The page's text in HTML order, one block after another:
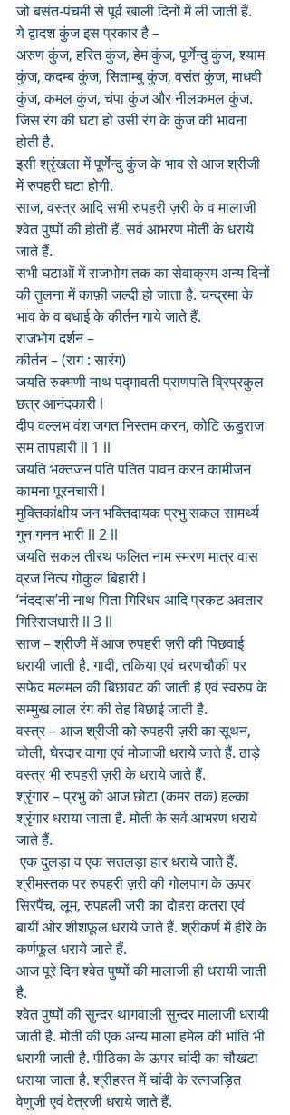
जो बसंत-पंचमी से पूर्व खाली दिनों में ली जाती हैं.
ये द्वादश कुंज इस प्रकार है –
अरुण कुंज, हरित कुंज, हेम कुंज, पूर्णेन्दु कुंज, श्याम
कुंज, कदम्ब कुंज, सिताम्बु कुंज, वसंत कुंज, माधवी
कुंज, कमल कुंज, चंपा कुंज और नीलकमल कुंज.
जिस रंग की घटा हो उसी रंग के कुंज की भावना
होती है.
इसी श्रृंखला में पूर्णेन्दु कुंज के भाव से आज श्रीजी
में रुपहरी घटा होगी.
साज, वस्त्र आदि सभी रुपहरी ज़री के व मालाजी
श्वेत पुष्पों की होती हैं. सर्व आभरण मोती के धराये
जाते हैं.
सभी घटाओं में राजभोग तक का सेवाक्रम अन्य दिनों
की तुलना में काफ़ी जल्दी हो जाता है. चन्द्रमा के
भाव के व बधाई के कीर्तन गाये जाते हैं.
राजभोग दर्शन –
कीर्तन – (राग : सारंग)
जयति रुक्मणी नाथ पद्मावती प्राणपति व्रिप्रकुल
छत्र आनंदकारी l
दीप वल्लभ वंश जगत निस्तम करन, कोटि ऊडुराज
सम तापहारी ll 1 ll
जयति भक्तजन पति पतित पावन करन कामीजन
कामना पूरनचारी l
मुक्तिकांक्षीय जन भक्तिदायक प्रभु सकल सामर्थ्य
गुन गनन भारी ll 2 ll
जयति सकल तीरथ फलित नाम स्मरण मात्र वास
व्रज नित्य गोकुल बिहारी l
‘नंददास’नी नाथ पिता गिरिधर आदि प्रकट अवतार
गिरिराजधारी ll 3 ll
साज – श्रीजी में आज रुपहरी ज़री की पिछवाई
धरायी जाती है. गादी, तकिया एवं चरणचौकी पर
सफेद मलमल की बिछावट की जाती है एवं स्वरुप के
सम्मुख लाल रंग की तेह बिछाई जाती है.
वस्त्र – आज श्रीजी को रुपहरी ज़री का सूथन,
चोली, घेरदार वागा एवं मोजाजी धराये जाते हैं. ठाड़े
वस्त्र भी रुपहरी ज़री के धराये जाते हैं.
श्रृंगार – प्रभु को आज छोटा (कमर तक) हल्का
श्रृंगार धराया जाता है. मोती के सर्व आभरण धराये
जाते हैं.
एक दुलड़ा व एक सतलड़ा हार धराये जाते हैं.
श्रीमस्तक पर रुपहरी ज़री की गोलपाग के ऊपर
सिरपैंच, लूम, रुपहली ज़री का दोहरा कतरा एवं
बायीं ओर शीशफूल धराये जाते हैं. श्रीकर्ण में हीरे के
कर्णफूल धराये जाते हैं.
आज पूरे दिन श्वेत पुष्पों की मालाजी ही धरायी जाती
है.
श्वेत पुष्पों की सुन्दर थागवाली सुन्दर मालाजी धरायी
जाती है. मोती की एक अन्य माला हमेल की भांति भी
धरायी जाती है. पीठिका के ऊपर चांदी का चौखटा
धराया जाता है. श्रीहस्त में चांदी के रत्नजड़ित
वेणुजी एवं वेत्रजी धराये जाते हैं.